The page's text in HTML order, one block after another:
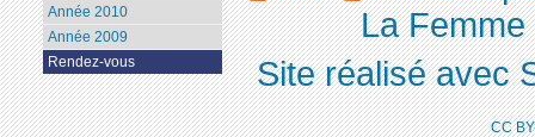
Année 2010
Année 2009
Rendez-vous
La Femme
Site réalisé avec
CC